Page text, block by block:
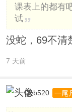
课表上的都有
试
没蛇，69不清
7 天前
Qyb520 一尾